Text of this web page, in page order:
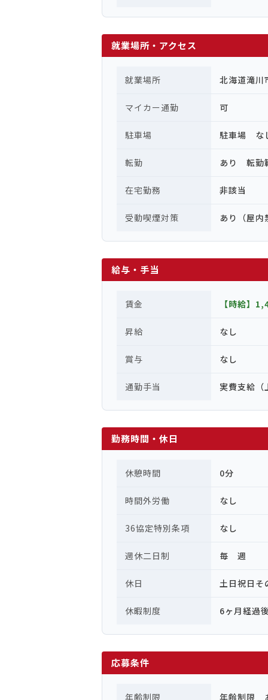
就業場所・アクセス
就業場所 北海道滝
マイカー通勤 可
駐車場 駐車場 な
転勤 あり 転勤
在宅勤務 非該当
受動喫煙対策 あり（屋内
給与・手当
賃金 【時給】
昇給 なし
賞与 なし
通勤手当 実費支給
勤務時間・休日
休憩時間 0分
時間外労働 なし
36協定特別条項 なし
週休二日制 毎 週
休日 土日祝日そ
休暇制度 6ヶ月経過
応募条件
年齢制限 年齢制限